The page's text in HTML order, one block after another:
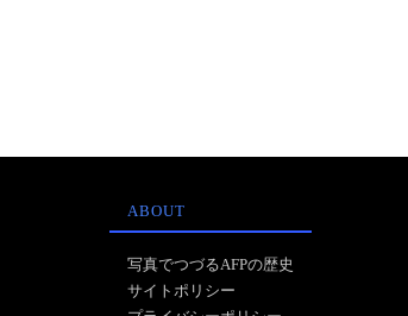
ABOUT
写真でつづるAFPの歴史
サイトポリシー